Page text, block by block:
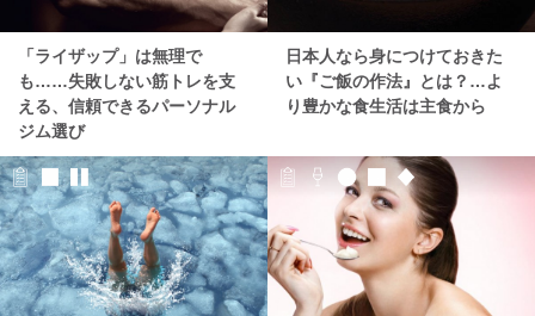
「ライザップ」は無理で
も……失敗しない筋トレを支
える、信頼できるパーソナル
ジム選び
日本人なら身につけておきた
い『ご飯の作法』とは？…よ
り豊かな食生活は主食から